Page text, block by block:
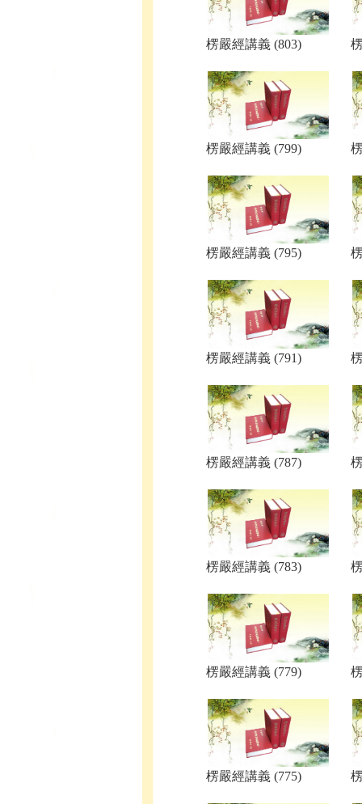
楞嚴經講義 (803)
楞嚴經講義 (799)
楞嚴經講義 (795)
楞嚴經講義 (791)
楞嚴經講義 (787)
楞嚴經講義 (783)
楞嚴經講義 (779)
楞嚴經講義 (775)